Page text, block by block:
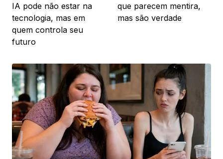
IA pode não estar na
tecnologia, mas em
quem controla seu
futuro
que parecem mentira,
mas são verdade